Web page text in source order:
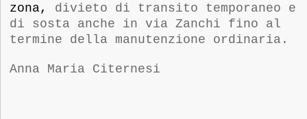
zona, divieto di transito temporaneo e
di sosta anche invia Zanchi fino al
termine della manutenzione ordinaria.
Anna Maria Citernesi